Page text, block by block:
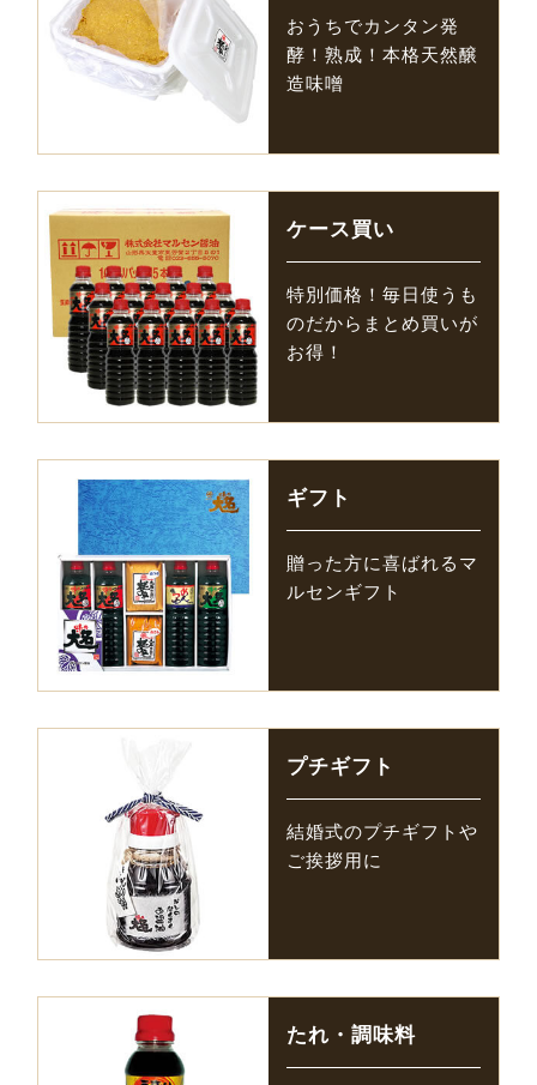
おうちでカンタン発
酵！熟成！本格天然醸
造味噌
ケース買い
特別価格！毎日使うも
のだからまとめ買いが
お得！
ギフト
贈った方に喜ばれるマ
ルセンギフト
プチギフト
結婚式のプチギフトや
ご挨拶用に
たれ・調味料